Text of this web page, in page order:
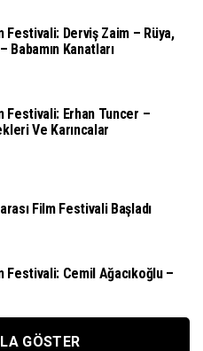
Festivali: Derviş Zaim – Rüya,
Babamın Kanatları
Festivali: Erhan Tuncer –
Ve Karıncalar
Film Festivali Başladı
Festivali: Cemil Ağacıkoğlu –
GÖSTER